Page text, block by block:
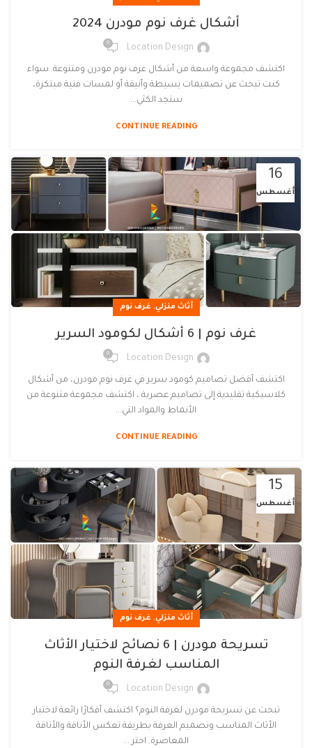
أشكال غرف نوم مودرن 2024
Location Design
0
اكتشف مجموعة واسعة من أشكال غرف نوم مودرن ومتنوعة. سواء
كنت تبحث عن تصميمات بسيطة وأنيقة أو لمسات فنية مبتكرة،
ستجد الكثي...
CONTINUE READING
16
أغسطس
أثاث منزلي, غرف نوم
غرف نوم | 6 أشكال لكومود السرير
Location Design
0
اكتشف أفضل تصاميم كومود سرير في غرف نوم مودرن، من أشكال
كلاسيكية تقليدية إلى تصاميم عصرية ، اكتشف مجموعة متنوعة من
الأنماط والمواد التي...
CONTINUE READING
15
أغسطس
أثاث منزلي, غرف نوم
تسريحة مودرن | 6 نصائح لاختيار الأثاث
المناسب لغرفة النوم
Location Design
0
تبحث عن تسريحة مودرن لغرفة النوم؟ اكتشف أفكارًا رائعة لاختيار
الأثاث المناسب وتصميم الغرفة بطريقة تعكس الأناقة والأناقة
المعاصرة. اختر ...